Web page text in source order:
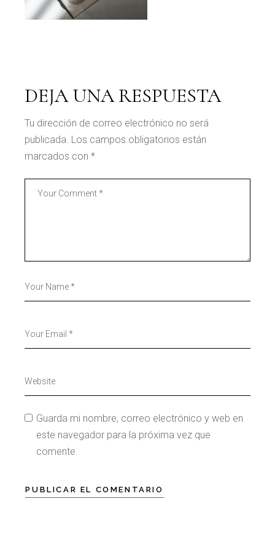
DEJA UNA RESPUESTA
Tu dirección de correo electrónico no será
publicada. Los campos obligatorios están
marcados con*
Guarda mi nombre, correo electrónico y web en
este navegador para la próxima vez que
comente.
PUBLICAR EL COMENTARIO